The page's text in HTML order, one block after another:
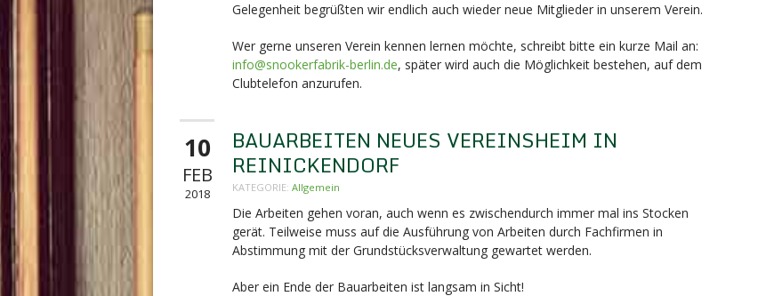
Gelegenheit begrüßten wir endlich auch wieder neue Mitglieder in unserem Verein.
Wer gerne unseren Verein kennen lernen möchte, schreibt bitte ein kurze Mail an:
info@snookerfabrik-berlin.de, später wird auch die Möglichkeit bestehen, auf dem
Clubtelefon anzurufen.
10
FEB
2018
BAUARBEITEN NEUES VEREINSHEIM IN
REINICKENDORF
KATEGORIE: Allgemein
Die Arbeiten gehen voran, auch wenn es zwischendurch immer mal ins Stocken
gerät. Teilweise muss auf die Ausführung von Arbeiten durch Fachfirmen in
Abstimmung mit der Grundstücksverwaltung gewartet werden.
Aber ein Ende der Bauarbeiten ist langsam in Sicht!